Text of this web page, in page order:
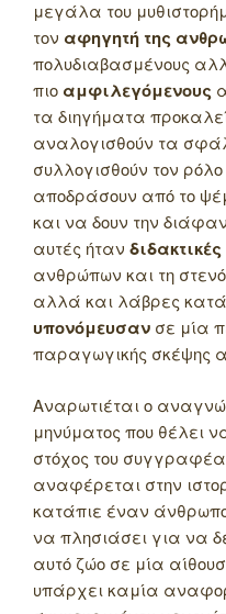
μεγάλα του
τον αφηγητή της
πολυδιαβασμένους
πιο αμφιλεγόμενους
τα διηγήματα
αναλογισθούν τα
συλλογισθούν τον
αποδράσουν από το
και να δουν την
αυτές ήταν διδακτικές
ανθρώπων και τη
αλλά και λάβρες
υπονόμευσαν σε μία
παραγωγικής σκέψης
Αναρωτιέται ο
μηνύματος που θέλει
στόχος του
αναφέρεται στην
κατάπιε έναν
να πλησιάσει για να
αυτό ζώο σε μία
υπάρχει καμία